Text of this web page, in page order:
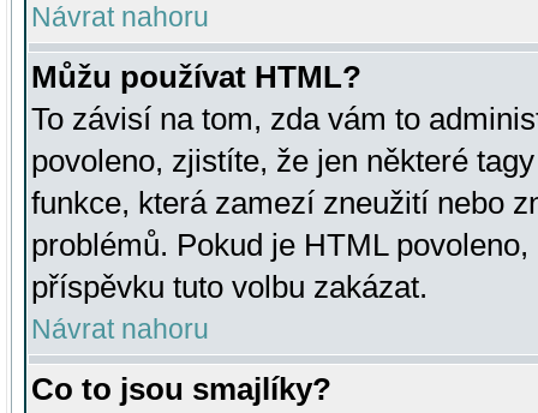
Návrat nahoru
Můžu používat HTML?
To závisí na tom, zda vám to
povoleno, zjistíte, že jen některé
funkce, která zamezí zneužití nebo
problémů. Pokud je HTML
příspěvku tuto volbu zakázat.
Návrat nahoru
Co to jsou smajlíky?